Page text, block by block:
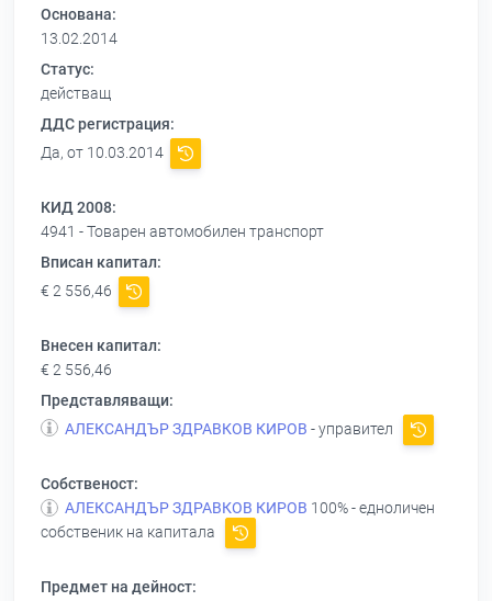
Основана:
13.02.2014
Статус:
действащ
ДДС регистрация:
Да, от 10.03.2014
КИД 2008:
4941 - Товарен автомобилен транспорт
Вписан капитал:
€ 2 556,46
Внесен капитал:
€ 2 556,46
Представляващи:
АЛЕКСАНДЪР ЗДРАВКОВ КИРОВ - управител
Собственост:
АЛЕКСАНДЪР ЗДРАВКОВ КИРОВ 100% - едноличен
собственик на капитала
Предмет на дейност: